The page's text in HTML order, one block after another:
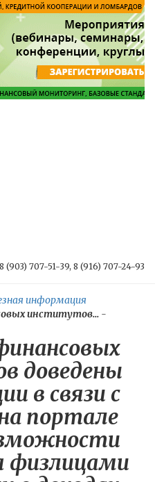
8 (903) 707-51-39, 8 (916) 707-24-93
информация
институтов... -
доведены
в связи с
портале
физлицами